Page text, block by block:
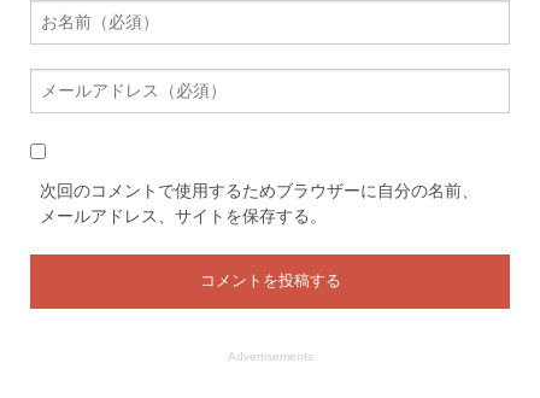
次回のコメントで使用するためブラウザーに自分の名前、
メールアドレス、サイトを保存する。
Advertisements